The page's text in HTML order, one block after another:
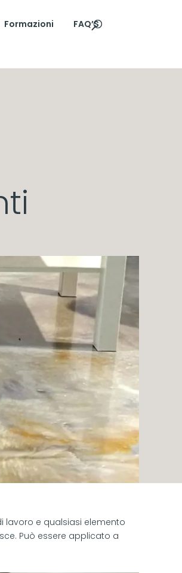
Formazioni FAQ’S
lavoro e qualsiasi elemento
Può essere applicato a